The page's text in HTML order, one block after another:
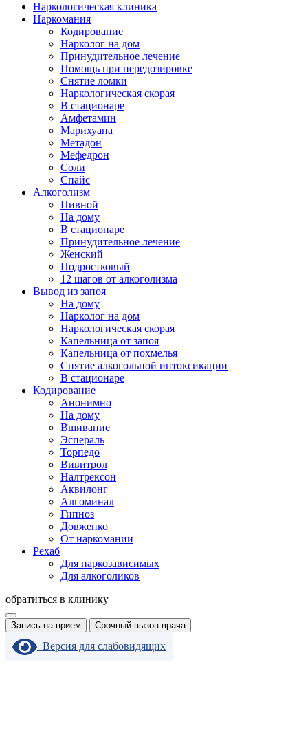
Наркологическая клиника
Наркомания
Кодирование
Нарколог на дом
Принудительное лечение
Помощь при передозировке
Снятие ломки
Наркологическая скорая
В стационаре
Амфетамин
Марихуана
Метадон
Мефедрон
Соли
Спайс
Алкоголизм
Пивной
На дому
В стационаре
Принудительное лечение
Женский
Подростковый
12 шагов от алкоголизма
Вывод из запоя
На дому
Нарколог на дом
Наркологическая скорая
Капельница от запоя
Капельница от похмелья
Снятие алкогольной интоксикации
В стационаре
Кодирование
Анонимно
На дому
Вшивание
Эспераль
Торпедо
Вивитрол
Налтрексон
Аквилонг
Алгоминал
Гипноз
Довженко
От наркомании
Рехаб
Для наркозависимых
Для алкоголиков
обратиться в клинику
Запись на прием Срочный вызов врача
Версия для слабовидящих